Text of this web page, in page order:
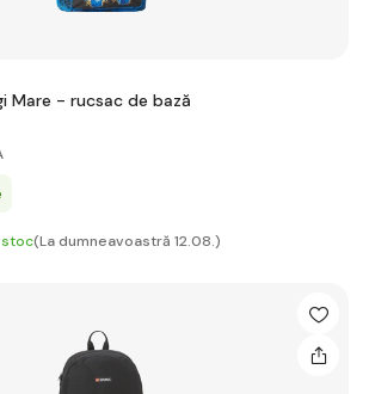
Mare - rucsac de bază
stoc(La dumneavoastră 12.08.)